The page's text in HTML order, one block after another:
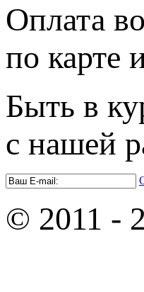
Оплата
по карте
Быть в
с нашей
© 2011 -